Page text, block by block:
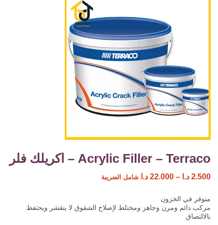
Acrylic Filler – Terraco – اكريلك فلر
2.500 د.ا –
22.000 د.ا شامل الضريبة
متوفر في الخزون
مركب دائم ومرن وجاهز ومختلط لإصلاح الشقوق لا يتقشر ويحتفظ
بالالتصاق